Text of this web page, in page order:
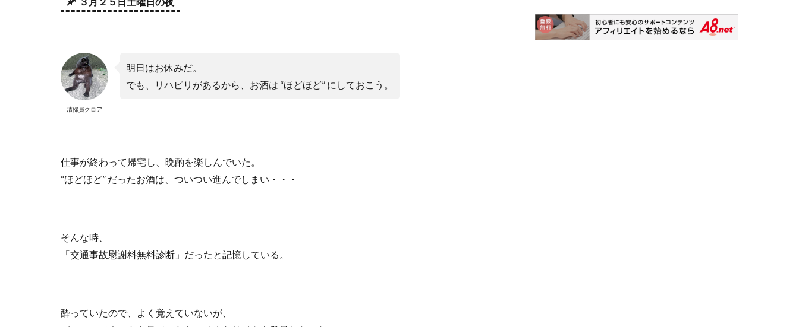
清掃員クロア
明日はお休みだ。
でも、リハビリがあるから、お酒は “ほどほど” にしておこう。
仕事が終わって帰宅し、晩酌を楽しんでいた。
“ほどほど” だったお酒は、ついつい進んでしまい・・・
そんな時、
「交通事故慰謝料無料診断」だったと記憶している。
酔っていたので、よく覚えていないが、